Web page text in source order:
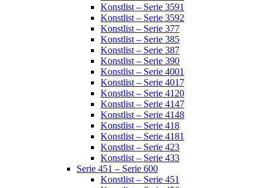
Konstlist – Serie 3591
Konstlist – Serie 3592
Konstlist – Serie 377
Konstlist – Serie 385
Konstlist – Serie 387
Konstlist – Serie 390
Konstlist – Serie 4001
Konstlist – Serie 4017
Konstlist – Serie 4120
Konstlist – Serie 4147
Konstlist – Serie 4148
Konstlist – Serie 418
Konstlist – Serie 4181
Konstlist – Serie 423
Konstlist – Serie 433
Serie 451 – Serie 600
Konstlist – Serie 451